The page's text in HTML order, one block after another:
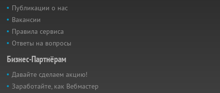
Публикации о нас
Вакансии
Правила сервиса
Ответы на вопросы
Бизнес-Партнёрам
Давайте сделаем акцию!
Заработайте, как Вебмастер